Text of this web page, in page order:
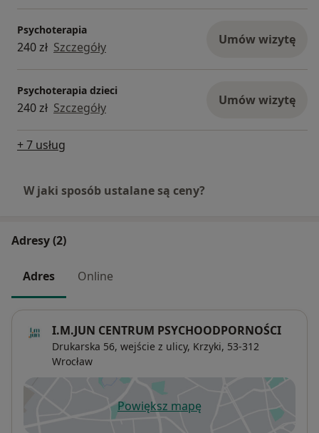
Psychoterapia
240 zł Szczegóły Umów wizytę
Psychoterapia dzieci
240 zł Szczegóły Umów wizytę
+ 7 usług
W jaki sposób ustalane są ceny?
Adresy (2)
Adres Online
I.M.JUN CENTRUM PSYCHOODPORNOŚCI
Drukarska 56, wejście z ulicy, Krzyki, 53-312
Wrocław
Powiększ mapęotwiera się w nowej karcie